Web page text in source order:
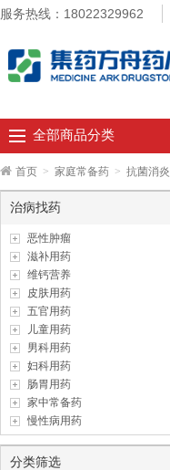
服务热线：18022329962
全部商品分类
首页 > 家庭常备药 > 抗菌消炎
治病找药
恶性肿瘤
滋补用药
维钙营养
皮肤用药
五官用药
儿童用药
男科用药
妇科用药
肠胃用药
家中常备药
慢性病用药
分类筛选